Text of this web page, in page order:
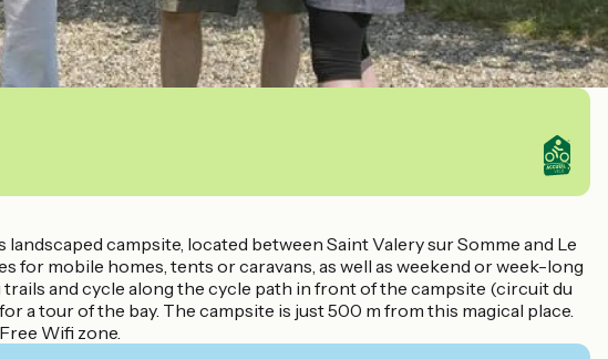
campsite, located between Saint Valery sur Somme and Le
for mobile homes, tents or caravans, as well as weekend or week-long
and cycle along the cycle path in front of the campsite (circuit du
a tour of the bay. The campsite is just 500 m from this magical place.
Wifi zone.